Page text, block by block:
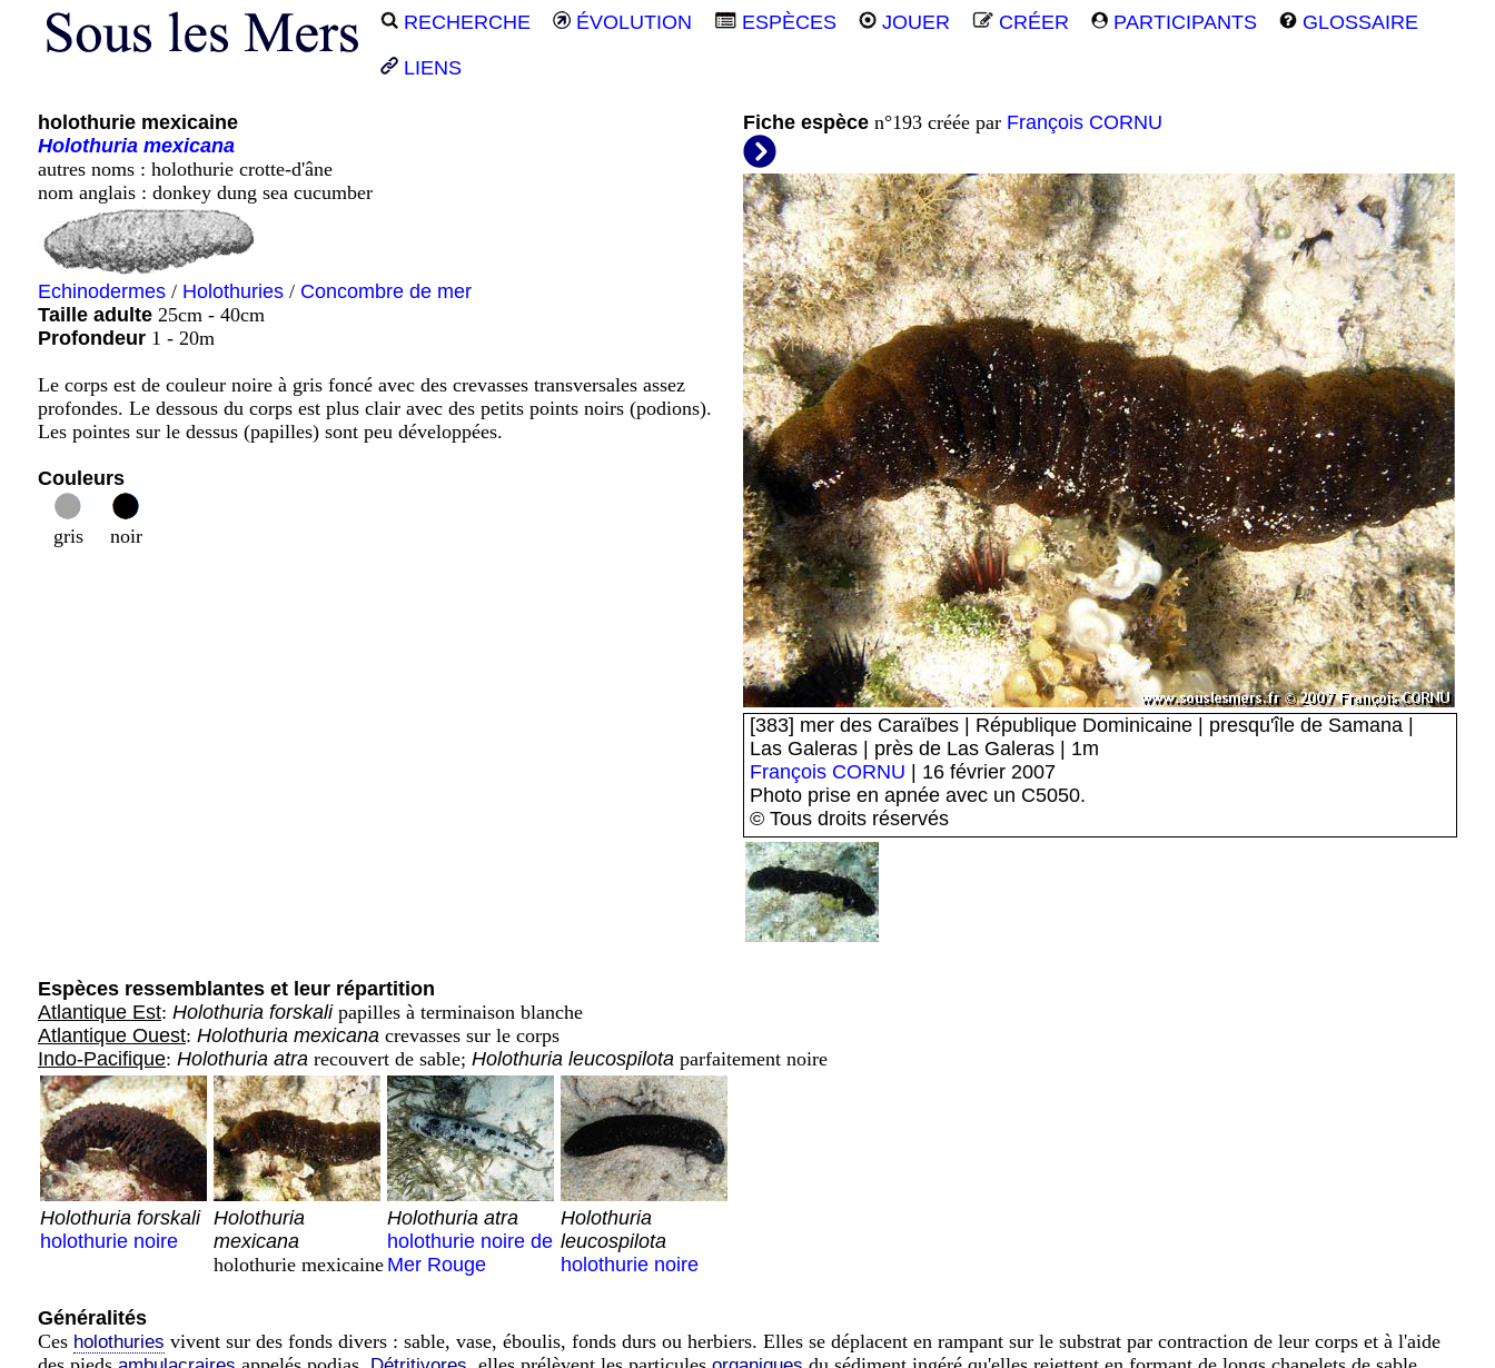
RECHERCHE ÉVOLUTION ESPÈCES JOUER CRÉER PARTICIPANTS GLOSSAIRE
LIENS
holothurie mexicaine
Holothuria mexicana
autres noms : holothurie crotte-d'âne
nom anglais : donkey dung sea cucumber
Echinodermes / Holothuries / Concombre de mer
Taille adulte 25cm - 40cm
Profondeur 1 - 20m
Le corps est de couleur noire à gris foncé avec des crevasses transversales assez
profondes. Le dessous du corps est plus clair avec des petits points noirs (podions).
Les pointes sur le dessus (papilles) sont peu développées.
Couleurs
gris noir
Fiche espèce n°193 créée par François CORNU
[383] mer des Caraïbes | République Dominicaine | presqu'île de Samana |
Las Galeras | près de Las Galeras | 1m
François CORNU | 16 février 2007
Photo prise en apnée avec un C5050.
© Tous droits réservés
Espèces ressemblantes et leur répartition
Atlantique Est: Holothuria forskalipapilles à terminaison blanche
Atlantique Ouest: Holothuria mexicana crevasses sur le corps
Indo-Pacifique: Holothuria atra recouvert de sable; Holothuria leucospilota parfaitement noire
Holothuria forskali
holothurie noire
Holothuria
mexicana
holothurie mexicaine
Holothuria atra
holothurie noire de
Mer Rouge
Holothuria
leucospilota
holothurie noire
Généralités
Ces holothuries vivent sur des fonds divers : sable, vase, éboulis, fonds durs ou herbiers. Elles se déplacent en rampant sur le substrat par contraction de leur corps et à l'aide